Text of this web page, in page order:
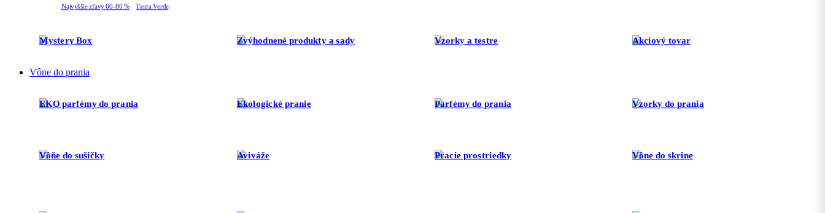
Najvyššie zľavy 60–80 %
Tierra Verde
Mystery Box Zvýhodnené produkty a sady Vzorky a testre Akciový tovar
Vône do prania
EKO parfémy do prania Ekologické pranie Parfémy do prania Vzorky do prania
Vôňe do sušičky Aviváže Pracie prostriedky Vône do skrine